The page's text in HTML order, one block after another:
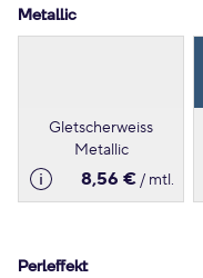
Metallic
Gletscherweiss
Metallic
8,56 €/ mtl.
Perleffekt